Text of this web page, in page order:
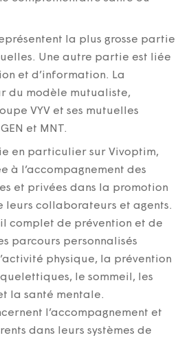
la plus grosse partie
Une autre partie est liée
et d’information. La
du modèle mutualiste,
VYV et ses mutuelles
et MNT.
en particulier sur Vivoptim,
à l’accompagnement des
et privées dans la promotion
leurs collaborateurs et agents.
complet de prévention et de
parcours personnalisés
physique, la prévention
le sommeil, les
la santé mentale.
l’accompagnement et
dans leurs systèmes de